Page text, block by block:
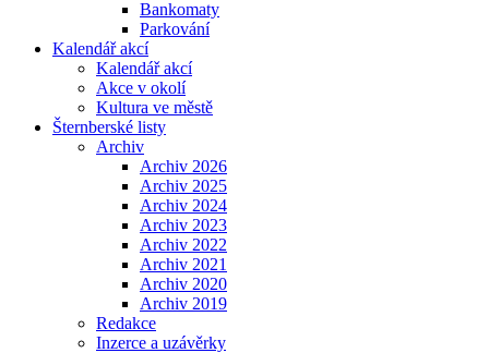
Bankomaty
Parkování
Kalendář akcí
Kalendář akcí
Akce v okolí
Kultura ve městě
Šternberské listy
Archiv
Archiv 2026
Archiv 2025
Archiv 2024
Archiv 2023
Archiv 2022
Archiv 2021
Archiv 2020
Archiv 2019
Redakce
Inzerce a uzávěrky